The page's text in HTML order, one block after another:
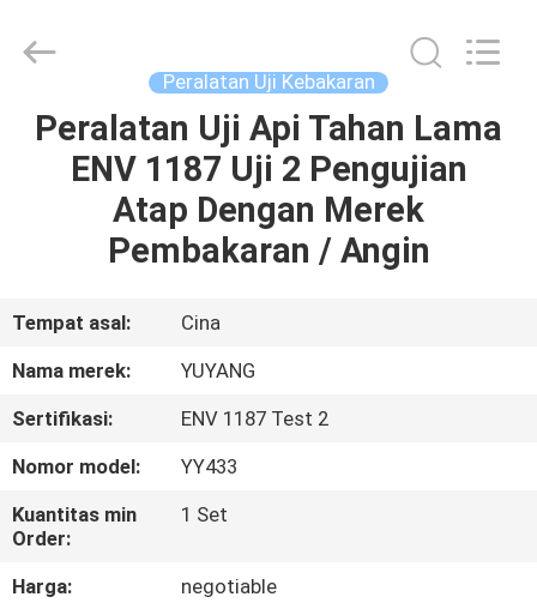
RUMAH
PRODUK
VR
KAMI
TUR
PABRIK
INSTRUMENT
Reserved.
Peralatan Uji Kebakaran
Peralatan Uji Api Tahan Lama
ENV 1187 Uji 2 Pengujian
Atap Dengan Merek
Pembakaran / Angin
Tempat asal:
Cina
Nama merek:
YUYANG
Sertifikasi:
ENV 1187 Test 2
Nomor model:
YY433
Kuantitas min
Order:
1 Set
Harga:
negotiable